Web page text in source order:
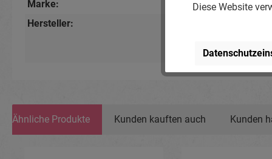
Marke:
Piercing-Store.com
Hersteller:
www.piercing-
Ähnliche Produkte Kunden kauften auch Kunden
Diese Website